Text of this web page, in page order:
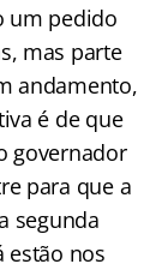
um pedido
mas parte
andamento,
é de que
governador
para que a
segunda
estão nos